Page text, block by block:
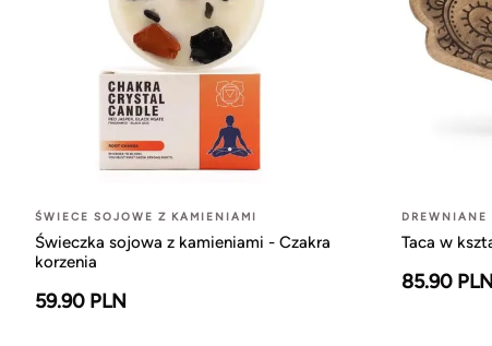
ŚWIECE SOJOWE Z KAMIENIAMI
Świeczka sojowa z kamieniami - Czakra
korzenia
59.90 PLN
DREWNIANE
Taca w
85.90 PLN